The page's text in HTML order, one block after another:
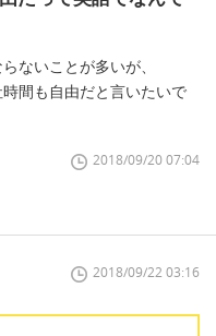
ないことが多いが、
間も自由だと言いたいで
2018/09/20 07:04
2018/09/22 03:16